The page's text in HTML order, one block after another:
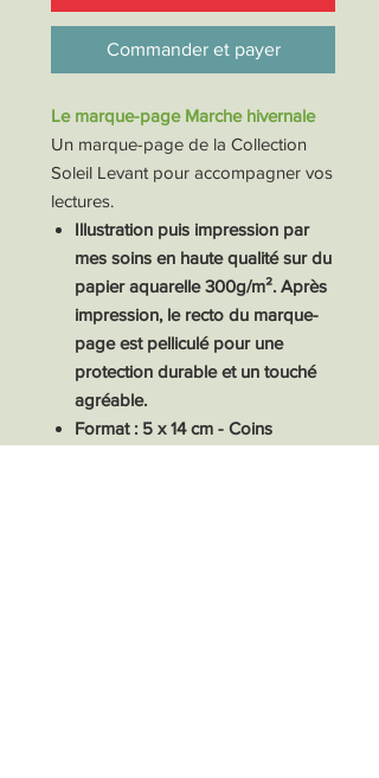
Commander et payer
Le marque-page Marche hivernale
Un marque-page de la Collection
Soleil Levant pour accompagner vos
lectures.
Illustration puis impression par
mes soins en haute qualité sur du
papier aquarelle 300g/m². Après
impression, le recto du marque-
page est pelliculé pour une
protection durable et un touché
agréable.
Format : 5 x 14 cm - Coins